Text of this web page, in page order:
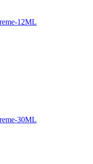
12ML
30ML